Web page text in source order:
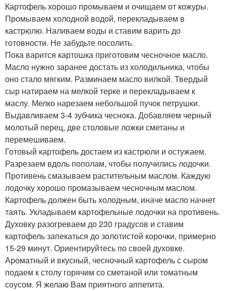
Картофель хорошо промываем и очищаем от кожуры.
Промываем холодной водой, перекладываем в
кастрюлю. Наливаем воды и ставим варить до
готовности. Не забудьте посолить.
Пока варится картошка приготовим чесночное масло.
Масло нужно заранее достать из холодильника, чтобы
оно стало мягким. Разминаем масло вилкой. Твердый
сыр натираем на мелкой терке и перекладываем к
маслу. Мелко нарезаем небольшой пучок петрушки.
Выдавливаем 3-4 зубчика чеснока. Добавляем черный
молотый перец, две столовые ложки сметаны и
перемешиваем.
Готовый картофель достаем из кастрюли и остужаем.
Разрезаем вдоль пополам, чтобы получились лодочки.
Противень смазываем растительным маслом. Каждую
лодочку хорошо промазываем чесночным маслом.
Картофель должен быть холодным, иначе масло начнет
таять. Укладываем картофельные лодочки на противень.
Духовку разогреваем до 230 градусов и ставим
картофель запекаться до золотистой корочки, примерно
15-29 минут. Ориентируйтесь по своей духовке.
Ароматный и вкусный, чесночный картофель с сыром
подаем к столу горячим со сметаной или томатным
соусом. Я желаю Вам приятного аппетита.